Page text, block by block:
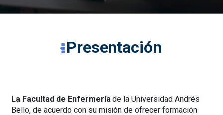
Presentación
La Facultad de Enfermería de la Universidad Andrés
Bello, de acuerdo con su misión de ofrecer formación